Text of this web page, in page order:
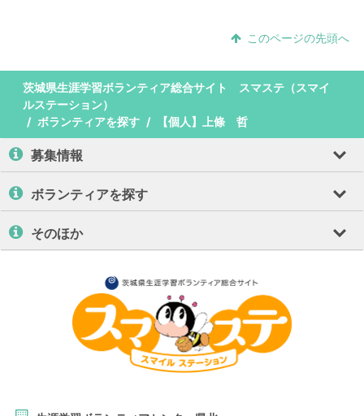
このページの先頭へ
茨城県生涯学習ボランティア総合サイト スマステ（スマイ
ルステーション）
ボランティアを探す
【個人】上條 哲
募集情報
ボランティアを探す
そのほか